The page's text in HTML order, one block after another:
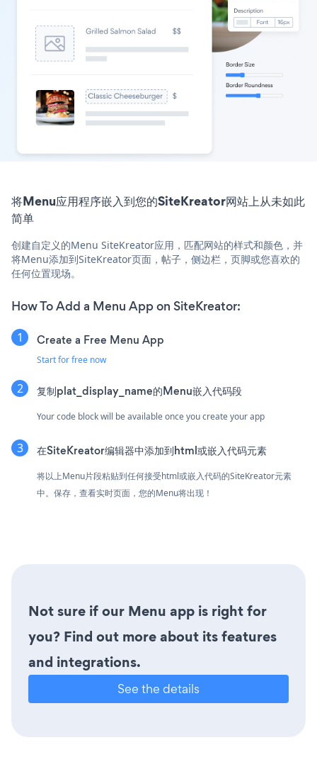
将Menu应用程序嵌入到您的SiteKreator网站上从未如此
简单
创建自定义的Menu SiteKreator应用，匹配网站的样式和颜色，并
将Menu添加到SiteKreator页面，帖子，侧边栏，页脚或您喜欢的
任何位置现场。
How To Add a Menu App on SiteKreator:
Create a Free Menu App
Start for free now
复制plat_display_name的Menu嵌入代码段
Your code block will be available once you create your app
在SiteKreator编辑器中添加到html或嵌入代码元素
将以上Menu片段粘贴到任何接受html或嵌入代码的SiteKreator元素
中。保存，查看实时页面，您的Menu将出现！
Not sure if our Menu app is right for
you? Find out more about its features
and integrations.
See the details